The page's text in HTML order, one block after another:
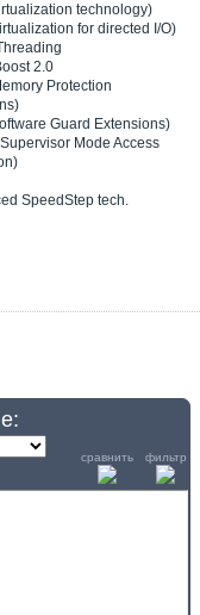
technology)
for directed I/O)
2.0
Protection
Guard Extensions)
Mode Access
SpeedStep tech.
сравнить фильтр